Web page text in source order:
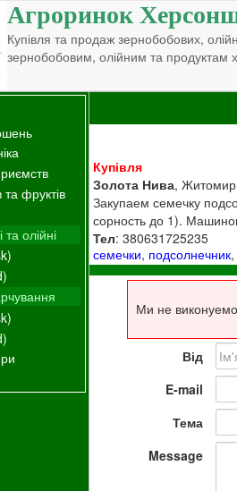
Агроринок
Купівля та продаж зернобобових,
зернобобовим, олійним та продуктам
та фруктів
олійні
Купівля
Золота Нива,
Закупаем семечку
сорность до 1).
Тел: 380631725235
семечки, подсолнечник,
Ми не виконуемо
Від
E-mail
Тема
Message